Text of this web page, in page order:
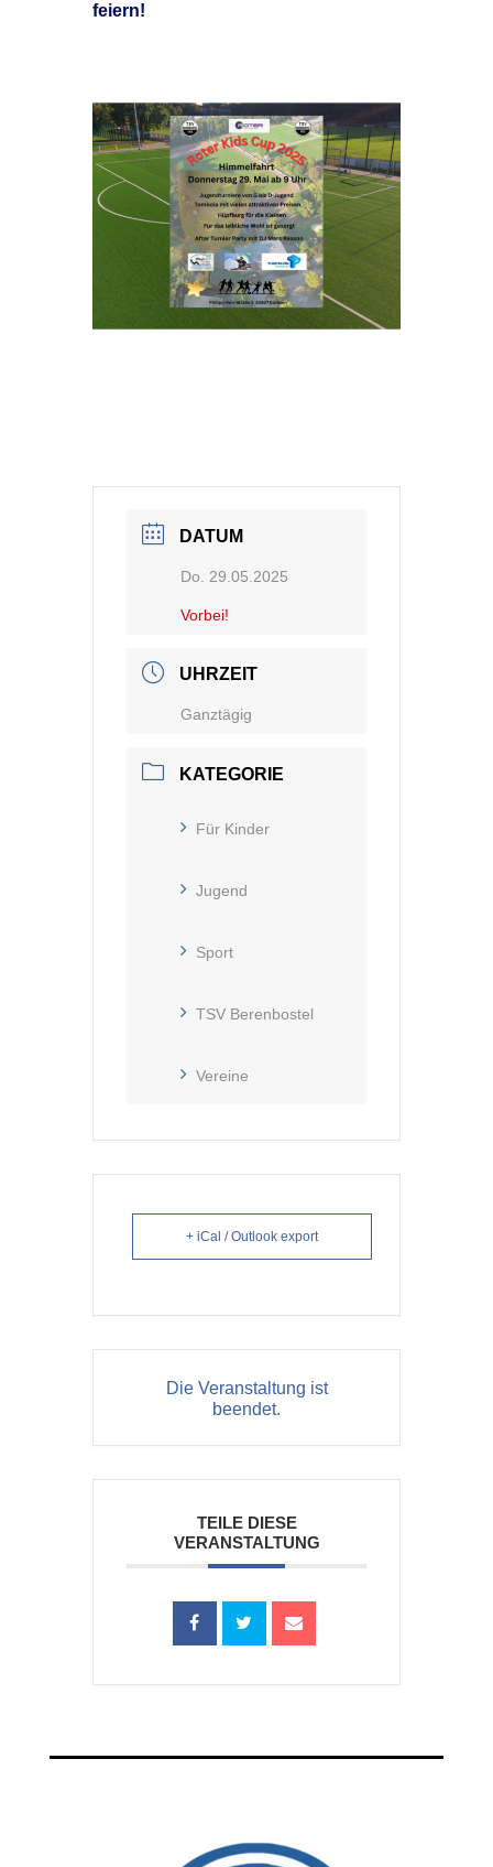
feiern!
DATUM
Do. 29.05.2025
Vorbei!
UHRZEIT
Ganztägig
KATEGORIE
Für Kinder
Jugend
Sport
TSV Berenbostel
Vereine
+ iCal / Outlook export
Die Veranstaltung ist
beendet.
TEILE DIESE
VERANSTALTUNG